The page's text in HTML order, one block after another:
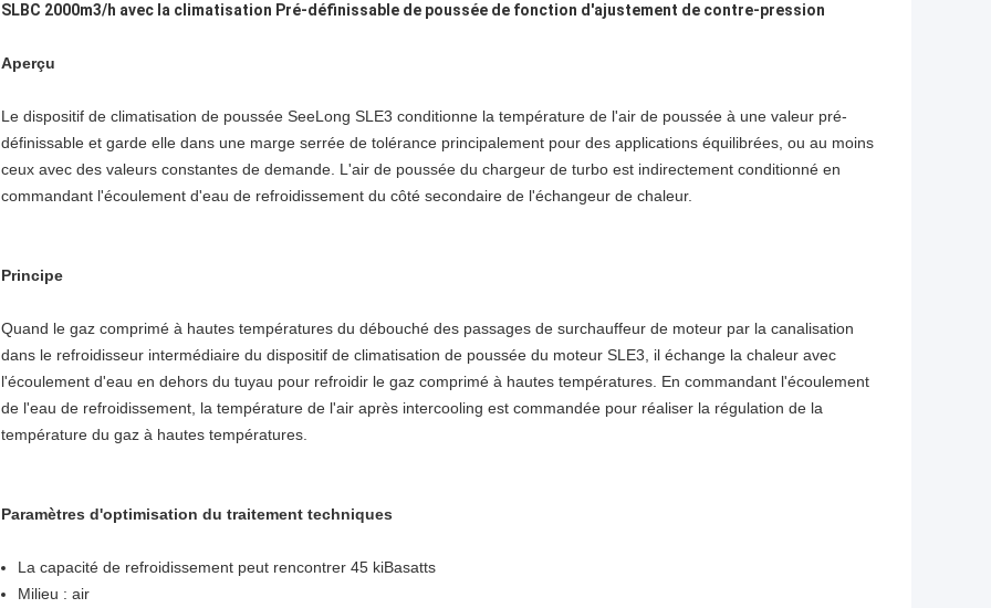
SLBC 2000m3/h avec la climatisation Pré-définissable de poussée de fonction d'ajustement de contre-pression
Aperçu
Le dispositif de climatisation de poussée SeeLong SLE3 conditionne la température de l'air de poussée à une valeur pré-
définissable et garde elle dans une marge serrée de tolérance principalement pour des applications équilibrées, ou au moins
ceux avec des valeurs constantes de demande. L'air de poussée du chargeur de turbo est indirectement conditionné en
commandant l'écoulement d'eau de refroidissement du côté secondaire de l'échangeur de chaleur.
Principe
Quand le gaz comprimé à hautes températures du débouché des passages de surchauffeur de moteur par la canalisation
dans le refroidisseur intermédiaire du dispositif de climatisation de poussée du moteur SLE3, il échange la chaleur avec
l'écoulement d'eau en dehors du tuyau pour refroidir le gaz comprimé à hautes températures. En commandant l'écoulement
de l'eau de refroidissement, la température de l'air après intercooling est commandée pour réaliser la régulation de la
température du gaz à hautes températures.
Paramètres d'optimisation du traitement techniques
La capacité de refroidissement peut rencontrer 45 kiBasatts
Milieu : air